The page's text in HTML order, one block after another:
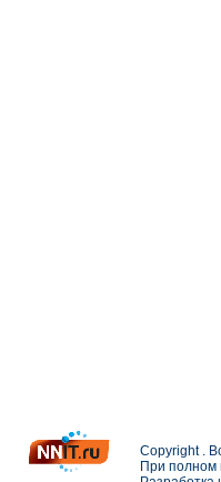
Copyright .
При полном